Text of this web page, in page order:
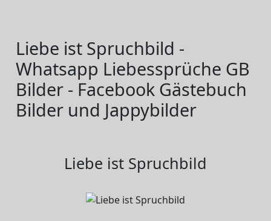
Liebe ist Spruchbild -
Whatsapp Liebessprüche GB
Bilder - Facebook Gästebuch
Bilder und Jappybilder
Liebe ist Spruchbild